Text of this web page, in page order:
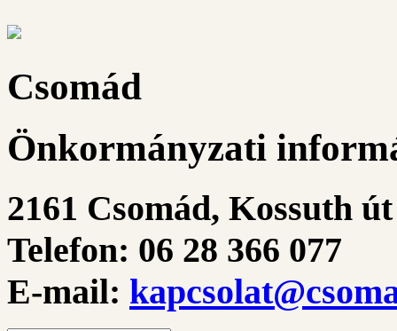
Csomád
Önkormányzati
2161 Csomád, Kossuth
Telefon: 06 28 366 077
E-mail: